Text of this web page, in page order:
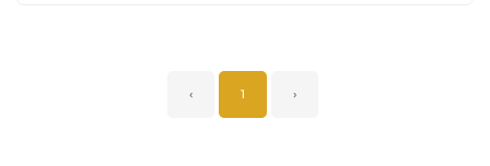
‹ 1 ›